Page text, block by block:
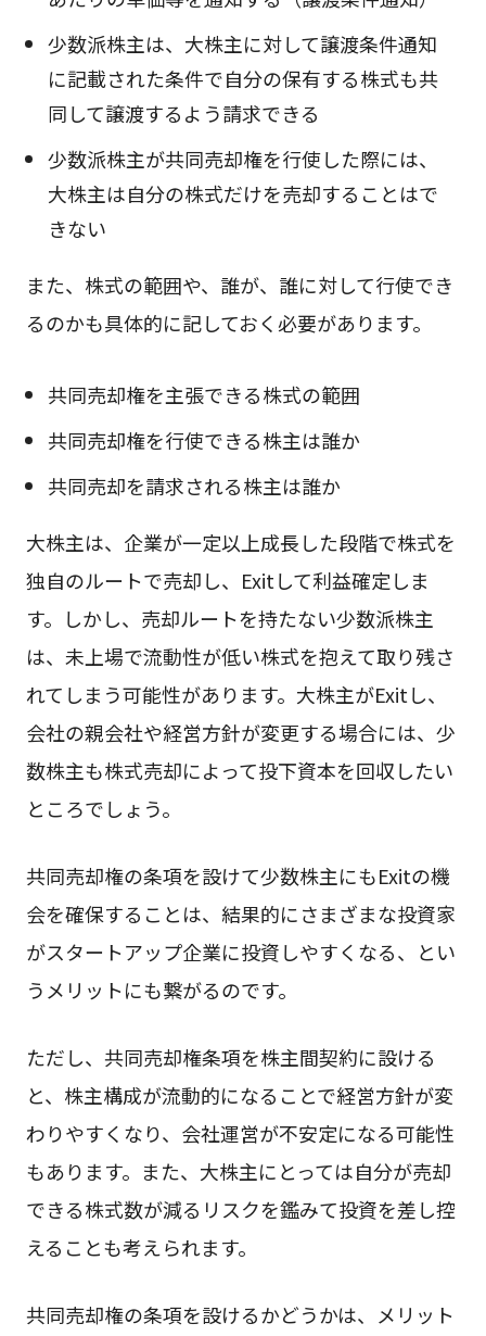
少数派株主は、大株主に対して譲渡条件通知
に記載された条件で自分の保有する株式も共
同して譲渡するよう請求できる
少数派株主が共同売却権を行使した際には、
大株主は自分の株式だけを売却することはで
きない
また、株式の範囲や、誰が、誰に対して行使でき
るのかも具体的に記しておく必要があります。
共同売却権を主張できる株式の範囲
共同売却権を行使できる株主は誰か
共同売却を請求される株主は誰か
大株主は、企業が一定以上成長した段階で株式を
独自のルートで売却し、Exitして利益確定しま
す。しかし、売却ルートを持たない少数派株主
は、未上場で流動性が低い株式を抱えて取り残さ
れてしまう可能性があります。大株主がExitし、
会社の親会社や経営方針が変更する場合には、少
数株主も株式売却によって投下資本を回収したい
ところでしょう。
共同売却権の条項を設けて少数株主にもExitの機
会を確保することは、結果的にさまざまな投資家
がスタートアップ企業に投資しやすくなる、とい
うメリットにも繋がるのです。
ただし、共同売却権条項を株主間契約に設ける
と、株主構成が流動的になることで経営方針が変
わりやすくなり、会社運営が不安定になる可能性
もあります。また、大株主にとっては自分が売却
できる株式数が減るリスクを鑑みて投資を差し控
えることも考えられます。
共同売却権の条項を設けるかどうかは、メリット